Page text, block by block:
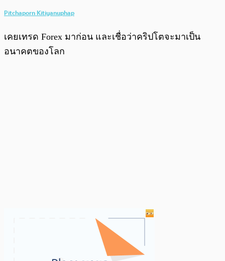
Pitchaporn Kitiyanuphap
เคยเทรด Forex มาก่อน และเชื่อว่าคริปโตจะมาเป็น
อนาคตของโลก